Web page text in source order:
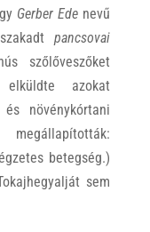
Gerber Ede nevű
pancsovai
szőlőveszőket
azokat
növénykórtani
betegség.)
sem